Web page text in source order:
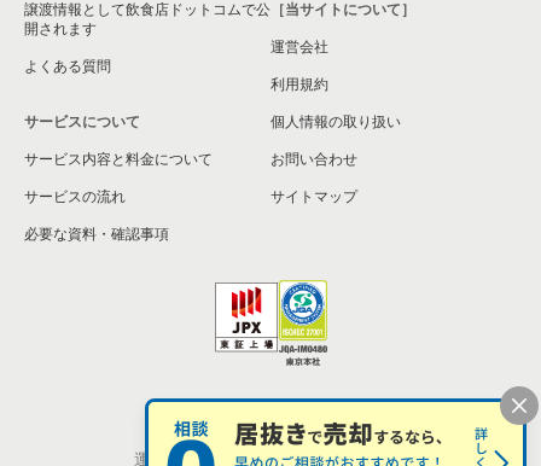
三浦市の飲食店の居抜き売却物件の案件一覧
藤沢市の飲食店の居抜き売却物件の案件一覧
横浜市栄区の飲食店の居抜き売却物件の案件一覧
横浜市瀬谷区の飲食店の居抜き売却物件の案件一覧
座間市の飲食店の居抜き売却物件の案件一覧
横浜市戸塚区の飲食店の居抜き売却物件の案件一覧
譲渡情報として飲食店ドットコムで公
開されます
よくある質問
サービスについて
サービス内容と料金について
サービスの流れ
必要な資料・確認事項
［当サイトについて］
運営会社
利用規約
個人情報の取り扱い
お問い合わせ
サイトマップ
個人情報の取扱い
運営会社 株式会社シンクロ・フード